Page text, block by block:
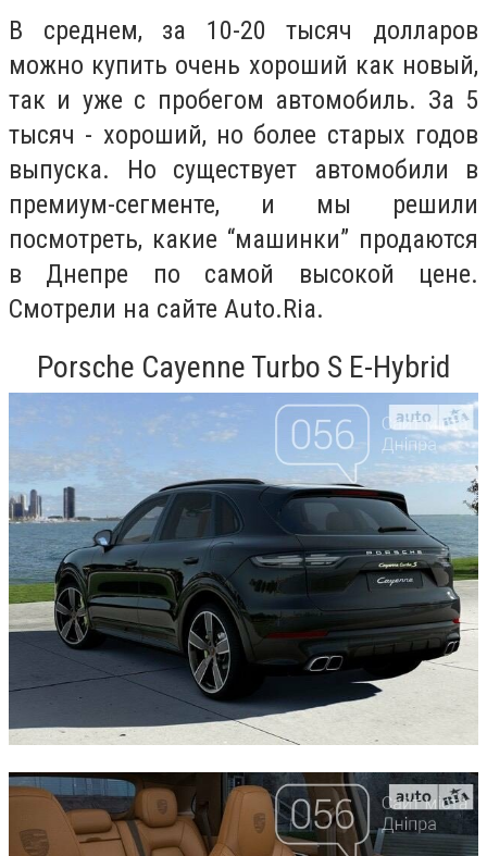
В среднем, за 10-20 тысяч долларов
можно купить очень хороший как новый,
так и уже с пробегом автомобиль. За 5
тысяч - хороший, но более старых годов
выпуска. Но существует автомобили в
премиум-сегменте, и мы решили
посмотреть, какие “машинки” продаются
в Днепре по самой высокой цене.
Смотрели на сайте Auto.Ria.
Porsche Cayenne Turbo S E-Hybrid